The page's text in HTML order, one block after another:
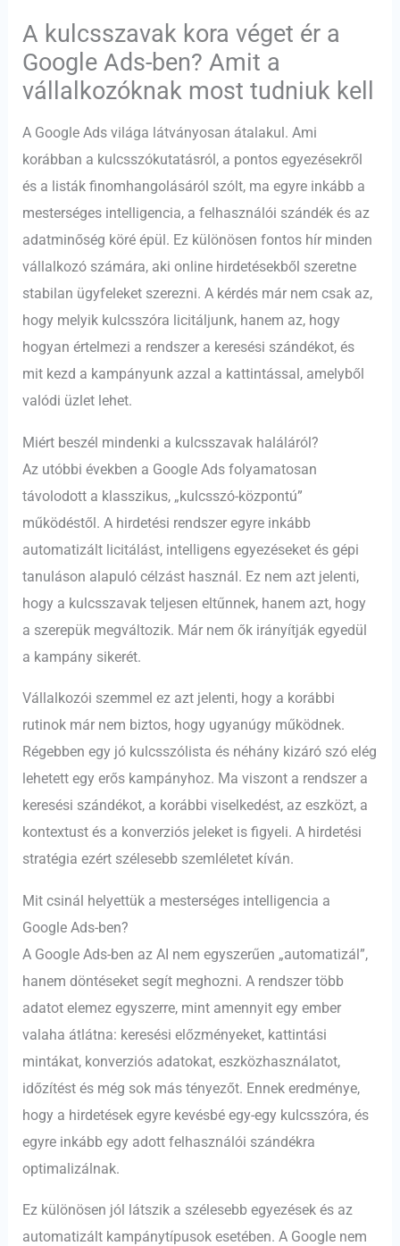
A kulcsszavak kora véget ér a
Google Ads-ben? Amit a
vállalkozóknak most tudniuk kell
A Google Ads világa látványosan átalakul. Ami
korábban a kulcsszókutatásról, a pontos egyezésekről
és a listák finomhangolásáról szólt, ma egyre inkább a
mesterséges intelligencia, a felhasználói szándék és az
adatminőség köré épül. Ez különösen fontos hír minden
vállalkozó számára, aki online hirdetésekből szeretne
stabilan ügyfeleket szerezni. A kérdés már nem csak az,
hogy melyik kulcsszóra licitáljunk, hanem az, hogy
hogyan értelmezi a rendszer a keresési szándékot, és
mit kezd a kampányunk azzal a kattintással, amelyből
valódi üzlet lehet.
Miért beszél mindenki a kulcsszavak haláláról?
Az utóbbi években a Google Ads folyamatosan
távolodott a klasszikus, „kulcsszó-központú”
működéstől. A hirdetési rendszer egyre inkább
automatizált licitálást, intelligens egyezéseket és gépi
tanuláson alapuló célzást használ. Ez nem azt jelenti,
hogy a kulcsszavak teljesen eltűnnek, hanem azt, hogy
a szerepük megváltozik. Már nem ők irányítják egyedül
a kampány sikerét.
Vállalkozói szemmel ez azt jelenti, hogy a korábbi
rutinok már nem biztos, hogy ugyanúgy működnek.
Régebben egy jó kulcsszólista és néhány kizáró szó elég
lehetett egy erős kampányhoz. Ma viszont a rendszer a
keresési szándékot, a korábbi viselkedést, az eszközt, a
kontextust és a konverziós jeleket is figyeli. A hirdetési
stratégia ezért szélesebb szemléletet kíván.
Mit csinál helyettük a mesterséges intelligencia a
Google Ads-ben?
A Google Ads-ben az AI nem egyszerűen „automatizál”,
hanem döntéseket segít meghozni. A rendszer több
adatot elemez egyszerre, mint amennyit egy ember
valaha átlátna: keresési előzményeket, kattintási
mintákat, konverziós adatokat, eszközhasználatot,
időzítést és még sok más tényezőt. Ennek eredménye,
hogy a hirdetések egyre kevésbé egy-egy kulcsszóra, és
egyre inkább egy adott felhasználói szándékra
optimalizálnak.
Ez különösen jól látszik a szélesebb egyezések és az
automatizált kampánytípusok esetében. A Google nem